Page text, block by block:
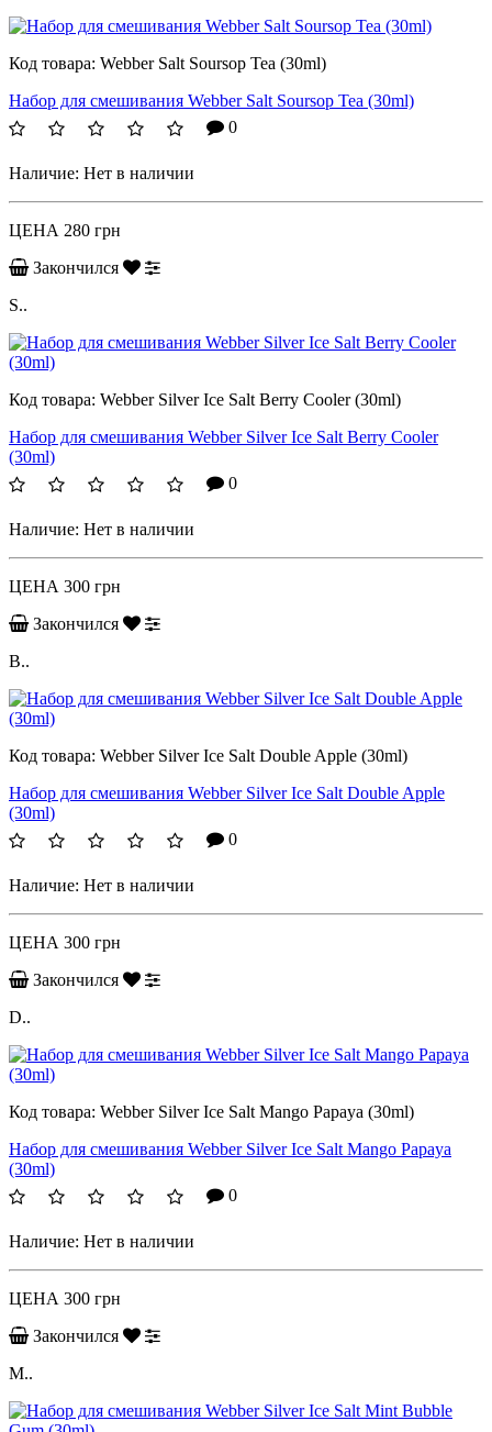
Код товара: Webber Salt Soursop Tea (30ml)
Набор для смешивания Webber Salt Soursop Tea (30ml)
0
Наличие: Нет в наличии
ЦЕНА 280 грн
Закончился
S..
Код товара: Webber Silver Ice Salt Berry Cooler (30ml)
Набор для смешивания Webber Silver Ice Salt Berry Cooler
(30ml)
0
Наличие: Нет в наличии
ЦЕНА 300 грн
Закончился
B..
Код товара: Webber Silver Ice Salt Double Apple (30ml)
Набор для смешивания Webber Silver Ice Salt Double Apple
(30ml)
0
Наличие: Нет в наличии
ЦЕНА 300 грн
Закончился
D..
Код товара: Webber Silver Ice Salt Mango Papaya (30ml)
Набор для смешивания Webber Silver Ice Salt Mango Papaya
(30ml)
0
Наличие: Нет в наличии
ЦЕНА 300 грн
Закончился
M..